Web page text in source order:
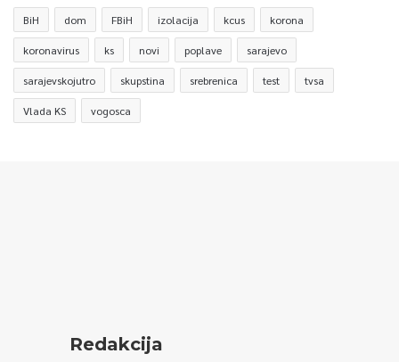
BiH dom FBiH izolacija kcus korona
koronavirus ks novi poplave sarajevo
sarajevskojutro skupstina srebrenica test tvsa
Vlada KS vogosca
Redakcija